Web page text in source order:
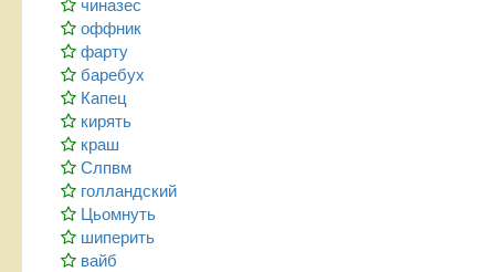
чиназес
оффник
фарту
баребух
Капец
кирять
краш
Слпвм
голландский
Цьомнуть
шиперить
вайб